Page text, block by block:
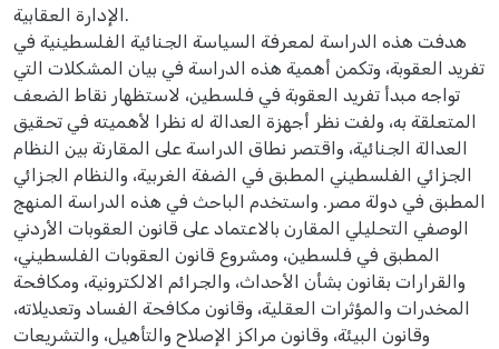
الإدارة العقابية.
هدفت هذه الدراسة لمعرفة السياسة الجنائية الفلسطينية في
تفريد العقوبة، وتكمن أهمية هذه الدراسة في بيان المشكلات التي
تواجه مبدأ تفريد العقوبة في فلسطين، لاستظهار نقاط الضعف
المتعلقة به، ولفت نظر أجهزة العدالة له نظرا لأهميته في تحقيق
العدالة الجنائية، واقتصر نطاق الدراسة على المقارنة بين النظام
الجزائي الفلسطيني المطبق في الضفة الغربية، والنظام الجزائي
المطبق في دولة مصر. واستخدم الباحث في هذه الدراسة المنهج
الوصفي التحليلي المقارن بالاعتماد على قانون العقوبات الأردني
المطبق في فلسطين، ومشروع قانون العقوبات الفلسطيني،
والقرارات بقانون بشأن الأحداث، والجرائم الالكترونية، ومكافحة
المخدرات والمؤثرات العقلية، وقانون مكافحة الفساد وتعديلاته،
وقانون البيئة، وقانون مراكز الإصلاح والتأهيل، والتشريعات